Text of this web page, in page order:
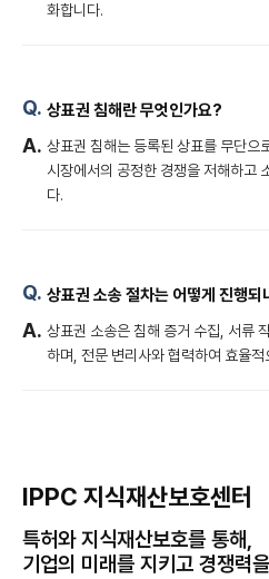
화합니다.
상표권 침해란 무엇인가요?
상표권 침해는 등록된 상표를 무단으
시장에서의 공정한 경쟁을 저해하고
다.
상표권 소송 절차는 어떻게 진행되
상표권 소송은 침해 증거 수집, 서류
하며, 전문 변리사와 협력하여 효율
IPPC 지식재산보호센터
특허와 지식재산보호를 통해,
기업의 미래를 지키고 경쟁력